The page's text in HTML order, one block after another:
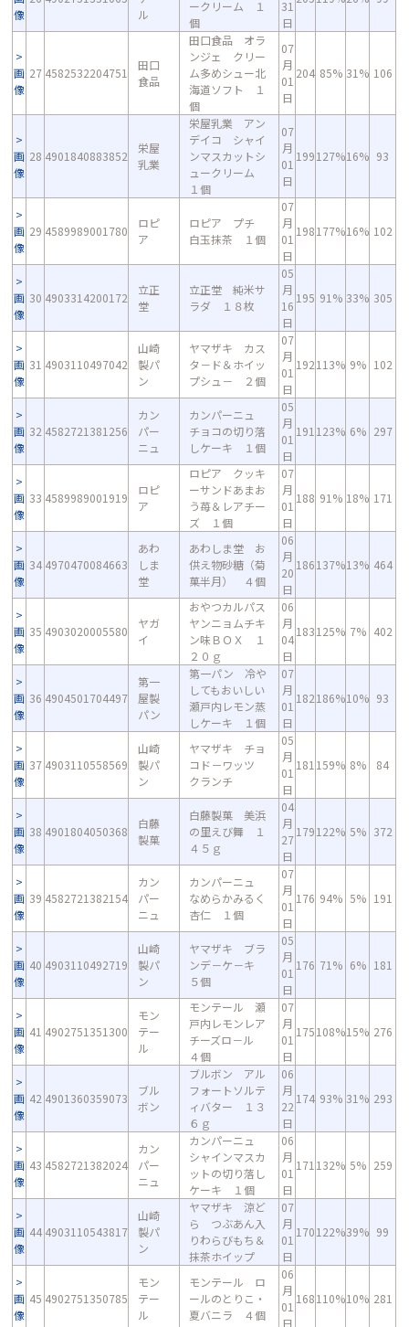
像
ル
ークリーム １
個
31
日
画
像
27 4582532204751
田口
食品
田口食品 オラ
ンジェ クリー
ム多めシュー北
海道ソフト １
個
07
月
01
日
204 85% 31% 106
画
像
28 4901840883852
栄屋
乳業
栄屋乳業 アン
デイコ シャイ
ンマスカットシ
ュークリーム
１個
07
月
01
日
199127%16% 93
画
像
29 4589989001780
ロピ
ア
ロピア プチ
白玉抹茶 １個
07
月
01
日
198177%16% 102
画
像
30 4903314200172
立正
堂
立正堂 純米サ
ラダ １８枚
05
月
16
日
195 91% 33% 305
画
像
31 4903110497042
山崎
製パ
ン
ヤマザキ カス
タ－ド＆ホイッ
プシュ－ ２個
07
月
01
日
192113% 9% 102
画
像
32 4582721381256
カン
パー
ニュ
カンパーニュ
チョコの切り落
しケーキ １個
05
月
01
日
191 123% 6% 297
画
像
33 4589989001919
ロピ
ア
ロピア クッキ
ーサンドあまお
う苺＆レアチー
ズ １個
07
月
01
日
188 91% 18% 171
画
像
34 4970470084663
あわ
しま
堂
あわしま堂 お
供え物砂糖（菊
菓半月） ４個
06
月
20
日
186137%13% 464
画
像
35 4903020005580
ヤガ
イ
おやつカルパス
ヤンニョムチキ
ン味ＢＯＸ １
２０ｇ
06
月
04
日
183125% 7% 402
画
像
36 4904501704497
第一
屋製
パン
第一パン 冷や
してもおいしい
瀬戸内レモン蒸
しケーキ １個
07
月
01
日
182186%10% 93
画
像
37 4903110558569
山崎
製パ
ン
ヤマザキ チョ
コド－ワッツ
クランチ
05
月
01
日
181 159% 8% 84
画
像
38 4901804050368
白藤
製菓
白藤製菓 美浜
の里えび舞 １
４５ｇ
04
月
27
日
179122% 5% 372
画
像
39 4582721382154
カン
パー
ニュ
カンパーニュ
なめらかみるく
杏仁 １個
07
月
01
日
176 94% 5% 191
画
像
40 4903110492719
山崎
製パ
ン
ヤマザキ ブラ
ンデ－ケ－キ
５個
05
月
01
日
176 71% 6% 181
画
像
41 4902751351300
モン
テー
ル
モンテール 瀬
戸内レモンレア
チーズロ－ル
４個
07
月
01
日
175108%15% 276
画
像
42 4901360359073
ブル
ボン
ブルボン アル
フォートソルテ
ィバター １３
６ｇ
06
月
22
日
174 93% 31% 293
画
像
43 4582721382024
カン
パー
ニュ
カンパーニュ
シャインマスカ
ットの切り落し
ケーキ １個
06
月
01
日
171 132% 5% 259
画
像
44 4903110543817
山崎
製パ
ン
ヤマザキ 涼ど
ら つぶあん入
りわらびもち＆
抹茶ホイップ
07
月
01
日
170122%39% 99
画
像
45 4902751350785
モン
テー
ル
モンテール ロ
ールのとりこ・
夏バニラ ４個
06
月
01
日
168110%10% 281